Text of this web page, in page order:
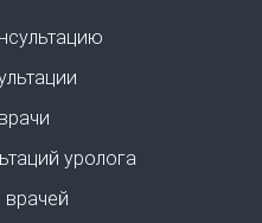
уролога
врачей